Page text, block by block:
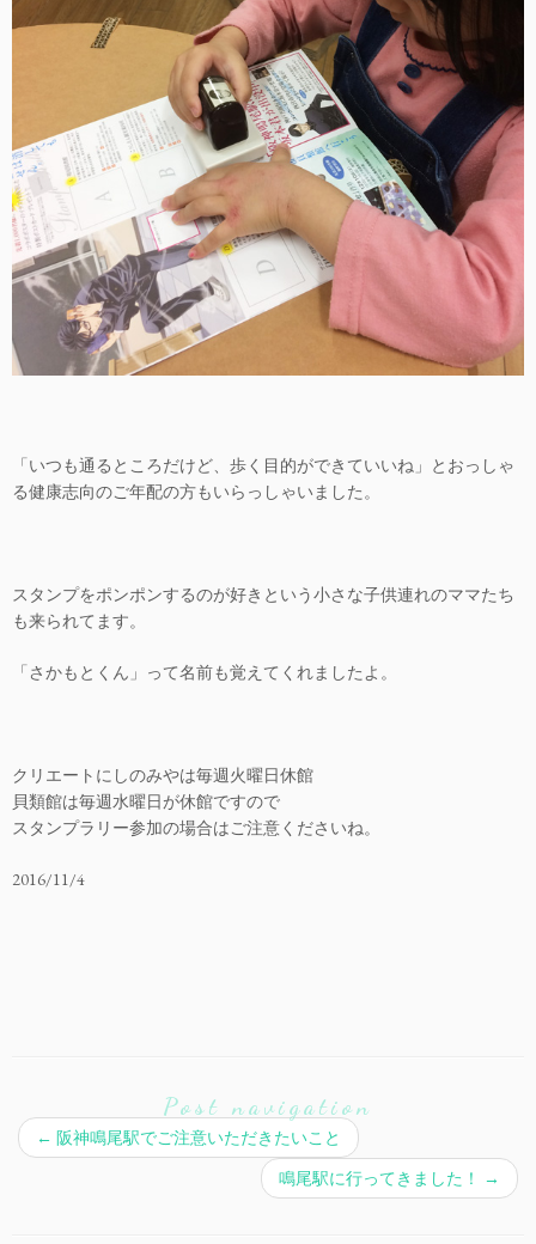
「いつも通るところだけど、歩く目的ができていいね」とおっしゃ
る健康志向のご年配の方もいらっしゃいました。
スタンプをポンポンするのが好きという小さな子供連れのママたち
も来られてます。
「さかもとくん」って名前も覚えてくれましたよ。
クリエートにしのみやは毎週火曜日休館
貝類館は毎週水曜日が休館ですので
スタンプラリー参加の場合はご注意くださいね。
2016/11/4
Post navigation
← 阪神鳴尾駅でご注意いただきたいこと
鳴尾駅に行ってきました！
→